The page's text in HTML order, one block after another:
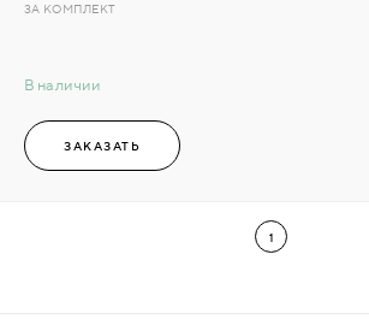
В наличии
ЗА КОМПЛЕКТ
ЗАКАЗАТЬ
1